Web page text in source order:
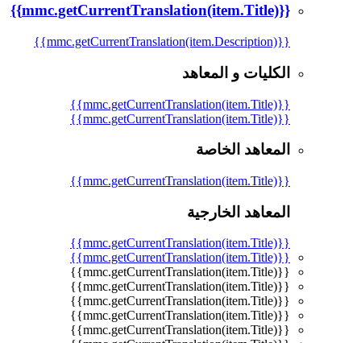
{{mmc.getCurrentTranslation(item.Title)}}
{{mmc.getCurrentTranslation(item.Description)}}
الكليات و المعاهد
{{mmc.getCurrentTranslation(item.Title)}}
{{mmc.getCurrentTranslation(item.Title)}}
المعاهد الخاصة
{{mmc.getCurrentTranslation(item.Title)}}
المعاهد الخارجية
{{mmc.getCurrentTranslation(item.Title)}}
{{mmc.getCurrentTranslation(item.Title)}}
{{mmc.getCurrentTranslation(item.Title)}}
{{mmc.getCurrentTranslation(item.Title)}}
{{mmc.getCurrentTranslation(item.Title)}}
{{mmc.getCurrentTranslation(item.Title)}}
{{mmc.getCurrentTranslation(item.Title)}}